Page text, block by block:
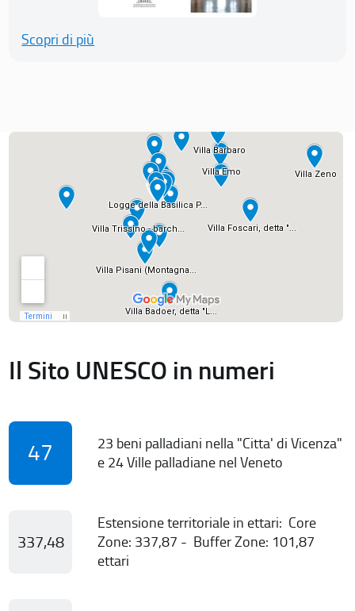
Scopri di più
Il Sito UNESCO in numeri
47
23 beni palladiani nella "Citta' di Vicenza"
e 24 Ville palladiane nel Veneto
337,48
Estensione territoriale in ettari: Core
Zone: 337,87 - Buffer Zone: 101,87
ettari